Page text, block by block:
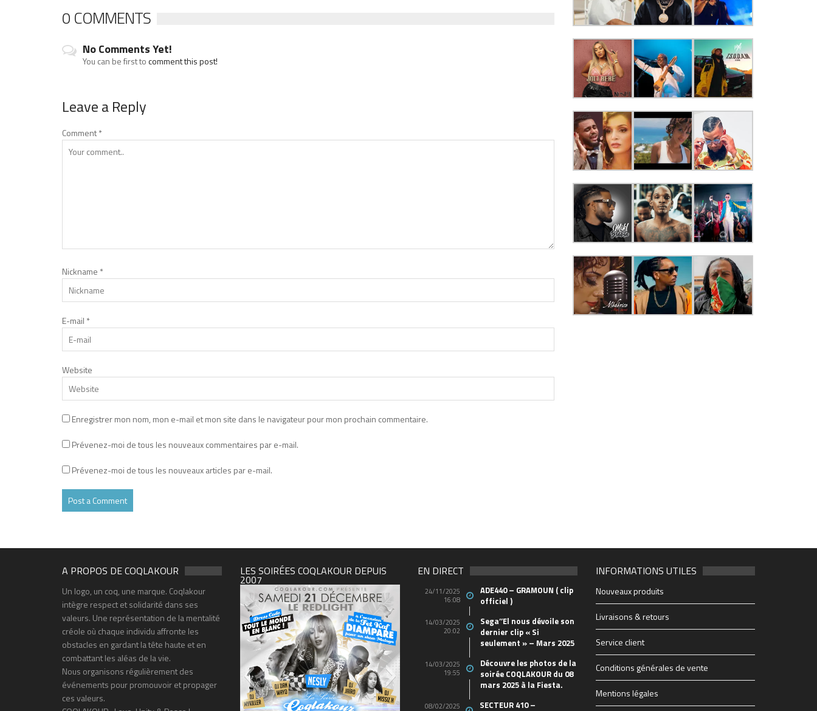
0 COMMENTS
No Comments Yet!
You can be first tocomment this post!
Leave a Reply
Comment*
Nickname *
E-mail *
Website
Enregistrer mon nom, mon e-mail et mon site dans le navigateur pour mon prochain commentaire.
Prévenez-moi de tous les nouveaux commentaires par e-mail.
Prévenez-moi de tous les nouveaux articles par e-mail.
A PROPOS DE COQLAKOUR
Un logo, un coq, une marque. Coqlakour
intègre respect et solidarité dans ses
valeurs. Une représentation de la mentalité
créole où chaque individu affronte les
obstacles en gardant la tête haute et en
combattant les aléas de la vie.
Nous organisons régulièrement des
événements pour promouvoir et propager
ces valeurs.
LES SOIRÉES COQLAKOUR DEPUIS
2007
EN DIRECT
24/11/2025
16:08
ADE440 – GRAMOUN ( clip
officiel )
14/03/2025
20:02
Sega’’El nous dévoile son
dernier clip « Si
seulement » – Mars 2025
14/03/2025
19:55
Découvre les photos de la
soirée COQLAKOUR du 08
mars 2025 à la Fiesta.
08/02/2025
SECTEUR 410 –
INFORMATIONS UTILES
Nouveaux produits
Livraisons & retours
Service client
Conditions générales de vente
Mentions légales